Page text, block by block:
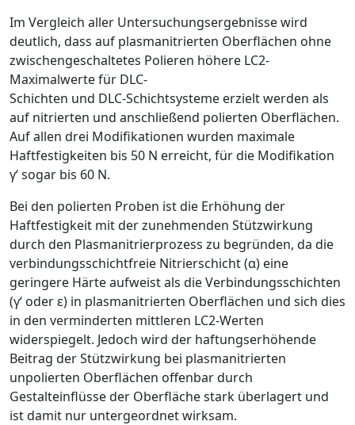
Im Vergleich aller ­Untersuchungsergebnisse wird
deutlich, dass auf plasmanitrierten Oberflächen ohne
zwischengeschaltetes Polieren höhere LC2-
Maximalwerte für DLC-
Schichten und DLC-Schichtsysteme erzielt werden als
auf nitrierten und anschließend polierten Oberflächen.
Auf allen drei Modifikationen wurden maximale
Haftfestigkeiten bis 50 N erreicht, für die Modifikation
γ‘ sogar bis 60 N.
Bei den polierten Proben ist die ­Erhöhung der
Haftfestigkeit mit der zunehmenden Stützwirkung
durch den Plasmanitrierprozess zu begründen, da die
verbindungsschichtfreie Nitrierschicht (α) eine
geringere Härte aufweist als die Verbindungsschichten
(γ‘ oderε) in plasmanitrierten Oberflächen und sich dies
in den verminderten mittleren LC2-Werten
widerspiegelt. Jedoch wird der haftungserhöhende
Beitrag der Stützwirkung bei plasmanitrierten
unpolierten Oberflächen offenbar durch
Gestalteinflüsse der Oberfläche stark überlagert und
ist damit nur untergeordnet wirksam.